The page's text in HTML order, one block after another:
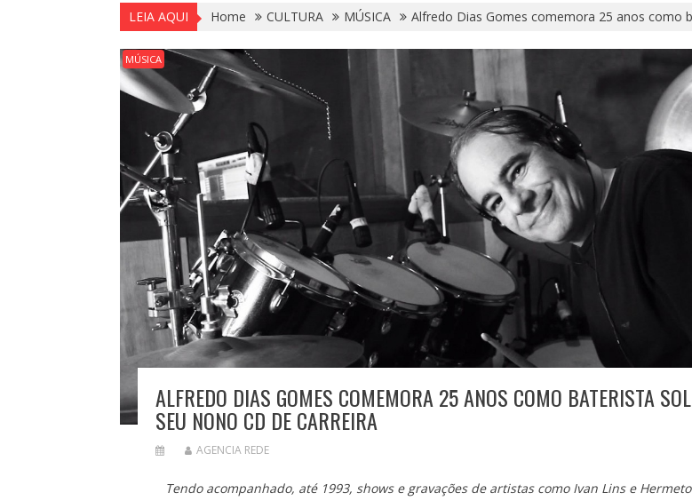
LEIA AQUI Home CULTURA MÚSICA Alfredo Dias Gomes comemora 25 anos como
MÚSICA
ALFREDO DIAS GOMES COMEMORA 25 ANOS COMO BATERISTA
SEU NONO CD DE CARREIRA
AGENCIA REDE
Tendo acompanhado, até 1993, shows e gravações de artistas como Ivan Lins e Hermeto